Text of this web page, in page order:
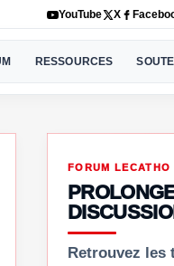
YouTube X
RESSOURCES
FORUM LECATHO
Retrouvez les